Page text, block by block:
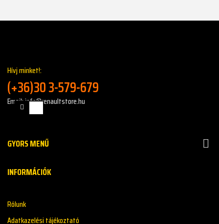
Hívj minket!:
(+36)30 3-579-679
Email: info@renaultstore.hu
GYORS MENŰ 
INFORMÁCIÓK
Rólunk
Adatkazelési tájékoztató